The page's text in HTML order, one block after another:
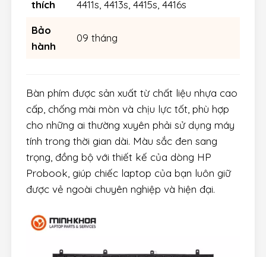
thích
4411s, 4413s, 4415s, 4416s
Bảo
hành
09 tháng
Bàn phím được sản xuất từ chất liệu nhựa cao
cấp, chống mài mòn và chịu lực tốt, phù hợp
cho những ai thường xuyên phải sử dụng máy
tính trong thời gian dài. Màu sắc đen sang
trọng, đồng bộ với thiết kế của dòng HP
Probook, giúp chiếc laptop của bạn luôn giữ
được vẻ ngoài chuyên nghiệp và hiện đại.